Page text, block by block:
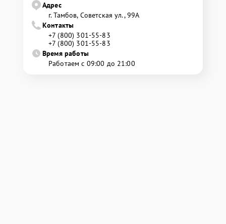
Адрес
г. Тамбов, Советская ул., 99А
Контакты
+7 (800) 301-55-83
+7 (800) 301-55-83
Время работы
Работаем с 09:00 до 21:00